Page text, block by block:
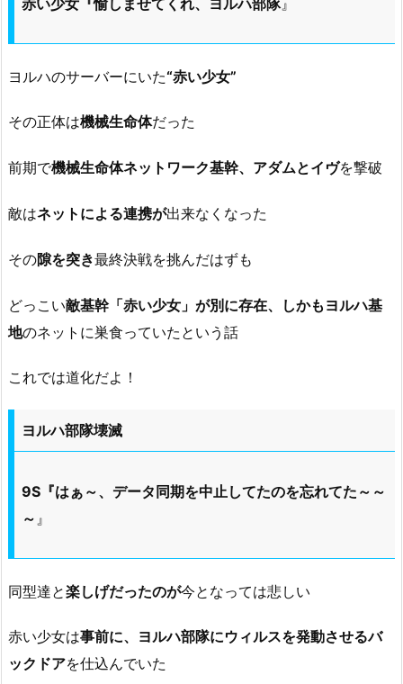
赤い少女『愉しませてくれ、ヨルハ部隊』
ヨルハのサーバーにいた“赤い少女”
その正体は機械生命体だった
前期で機械生命体ネットワーク基幹、アダムとイヴを撃破
敵はネットによる連携が出来なくなった
その隙を突き最終決戦を挑んだはずも
どっこい敵基幹「赤い少女」が別に存在、しかもヨルハ基
地のネットに巣食っていたという話
これでは道化だよ！
ヨルハ部隊壊滅
9S『はぁ～、データ同期を中止してたのを忘れてた～～
～ 』
同型達と楽しげだったのが今となっては悲しい
赤い少女は事前に、ヨルハ部隊にウィルスを発動させるバ
ックドアを仕込んでいた